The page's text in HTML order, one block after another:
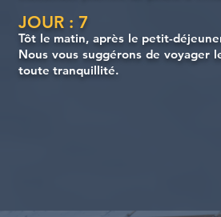
JOUR : 7
Tôt le matin, après le petit-
Nous vous suggérons de voyager
toute tranquillité.